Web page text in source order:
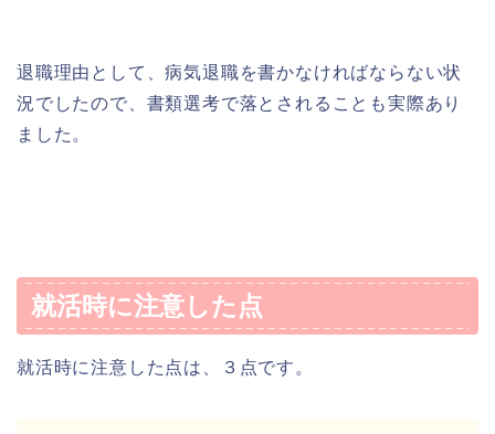
退職理由として、病気退職を書かなければならない状
況でしたので、書類選考で落とされることも実際あり
ました。
就活時に注意した点
就活時に注意した点は、３点です。